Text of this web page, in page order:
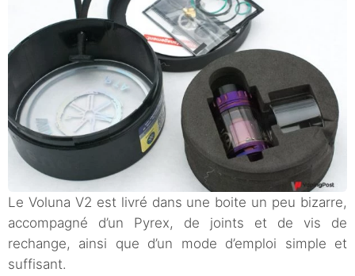
Le Voluna V2 est livré dans une boite un peu bizarre,
accompagné d’un Pyrex, de joints et de vis de
rechange, ainsi que d’un mode d’emploi simple et
suffisant.